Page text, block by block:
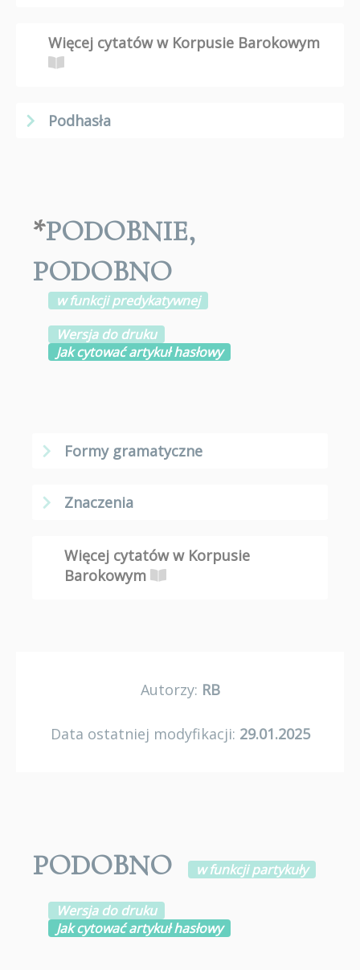
Więcej cytatów w Korpusie Barokowym
Podhasła
*PODOBNIE,
PODOBNO
w funkcji predykatywnej
Wersja do druku
Jak cytować artykuł hasłowy
Formy gramatyczne
Znaczenia
Więcej cytatów w Korpusie
Barokowym
Autorzy: RB
Data ostatniej modyfikacji: 29.01.2025
PODOBNO w funkcji partykuły
Wersja do druku
Jak cytować artykuł hasłowy